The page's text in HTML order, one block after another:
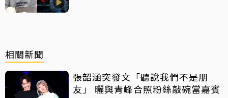
相關新聞
張韶涵突發文「聽說我們不是朋
友」 曬與青峰合照粉絲敲碗當嘉賓